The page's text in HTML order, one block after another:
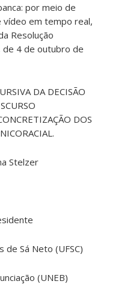
por meio de
vídeo em tempo real,
Resolução
de 4 de outubro de
DA DECISÃO
DOS
Stelzer
de Sá Neto (UFSC)
(UNEB)